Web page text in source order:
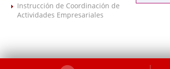
Instrucción de Coordinación de
Actividades Empresariales